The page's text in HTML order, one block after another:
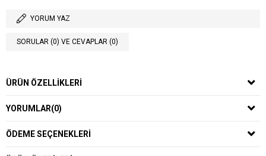
YORUM YAZ
SORULAR (0) VE CEVAPLAR (0)
ÜRÜN ÖZELLIKLERI
YORUMLAR(0)
ÖDEME SEÇENEKLERI